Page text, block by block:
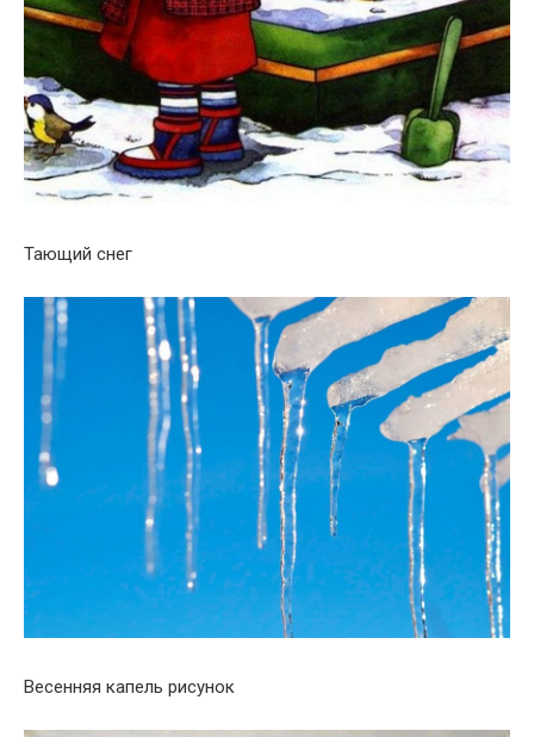
Тающий снег
Весенняя капель рисунок